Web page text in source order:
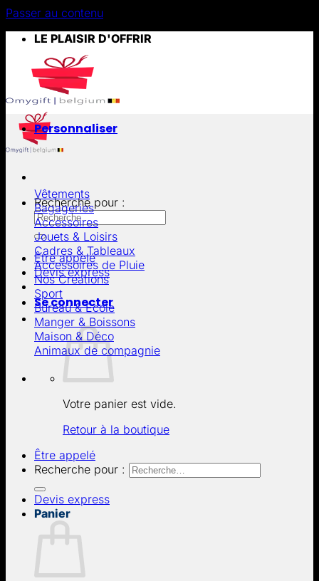
Passer au contenu
LE PLAISIR D'OFFRIR
Recherche pour :
Être appelé
Devis express
Se connecter
Votre panier est vide.
Retour à la boutique
Être appelé
Recherche pour :
Devis express
Panier
Personnaliser
Vêtements
Bagageries
Accessoires
Jouets & Loisirs
Cadres & Tableaux
Accessoires de Pluie
Nos Créations
Sport
Bureau & École
Manger & Boissons
Maison & Déco
Animaux de compagnie